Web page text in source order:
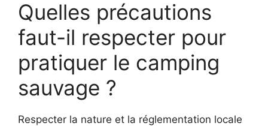
Quelles précautions
faut-il respecter pour
pratiquer le camping
sauvage ?
Respecter la nature et la réglementation locale